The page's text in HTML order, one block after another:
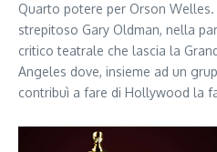
Quarto potere per Orson
strepitoso Gary Oldman, nella
critico teatrale che lascia la
Angeles dove, insieme ad un
contribuì a fare di Hollywood la